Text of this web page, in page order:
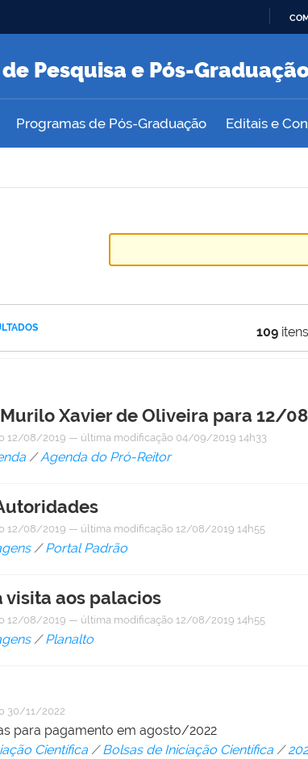
Pesquisa e Pós-
Programas de Pós-Graduação Editais e
109
Xavier de Oliveira para 12/
12/08/2019 — última modificação 04/09/2019 14h33
/Agenda do Pró-Reitor
12/08/2019 — última modificação 12/08/2019 14h55
/Portal Padrão
visita aos palacios
12/08/2019 — última modificação 12/08/2019 14h55
/Planalto
30/11/2022
para pagamento em agosto/2022
Científica /Bolsas de Iniciação Científica /